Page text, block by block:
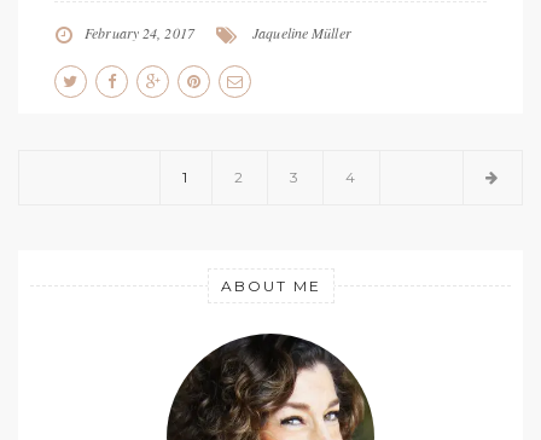
February 24, 2017 Jaqueline Müller
1 2 3 4
ABOUT ME